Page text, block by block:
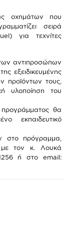
οχημάτων που
σειρά
για τεχνίτες
αντιπροσώπων
εξειδικευμένης
προϊόντων τους,
υλοποίηση του
θα
εκπαιδευτικό
στο πρόγραμμα,
με τον κ. Λουκά
ή στο email: